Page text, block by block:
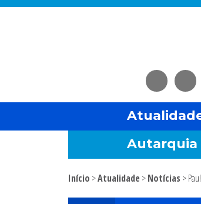
Saltar
Skip
Saltar
Saltar
Autarquia
Início >Atualidade >Notícias >